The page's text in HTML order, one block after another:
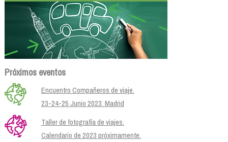
Próximos eventos
Encuentro Compañeros de viaje.
23-24-25 Junio 2023. Madrid
Taller de fotografía de viajes.
Calendario de 2023 próximamente.